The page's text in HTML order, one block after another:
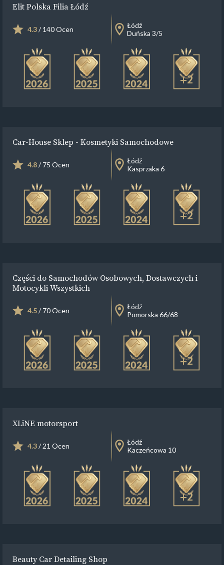
Elit Polska Filia Łódź
4.3/ 140 Ocen
Łódź
Duńska 3/5
+2
Car-House Sklep - Kosmetyki Samochodowe
4.8/ 75 Ocen
Łódź
Kasprzaka 6
+2
Części do Samochodów Osobowych, Dostawczych i
Motocykli Wszystkich
4.5/ 70 Ocen
Łódź
Pomorska 66/68
+2
XLiNE motorsport
4.3/ 21 Ocen
Łódź
Kaczeńcowa 10
+2
Beauty Car Detailing Shop